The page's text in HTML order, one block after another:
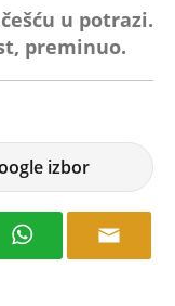
u potrazi.
preminuo.
izbor